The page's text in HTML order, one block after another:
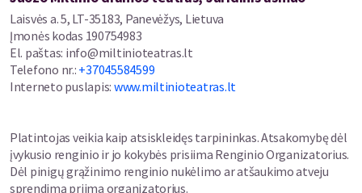
Laisvės a. 5, LT-35183, Panevėžys, Lietuva
Įmonės kodas 190754983
El. paštas: info@miltinioteatras.lt
Telefono nr.: +37045584599
Interneto puslapis: www.miltinioteatras.lt
Platintojas veikia kaip atsiskleidęs tarpininkas. Atsakomybę dėl
įvykusio renginio ir jo kokybės prisiima Renginio Organizatorius.
Dėl pinigų grąžinimo renginio nukėlimo ar atšaukimo atveju
sprendimą priima organizatorius.